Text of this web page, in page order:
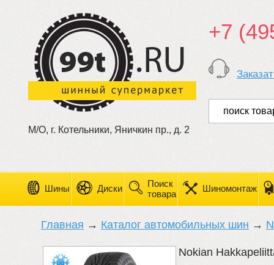
М/О, г. Котельники, Яничкин пр., д. 2
+7
Шины Диски
Поиск
товара
Шиномонтаж
Главная → Каталог автомобильных шин →
Nokian